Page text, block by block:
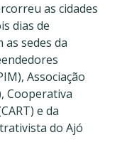
as cidades
dias de
sedes da
Associação
Cooperativa
e da
do Ajó